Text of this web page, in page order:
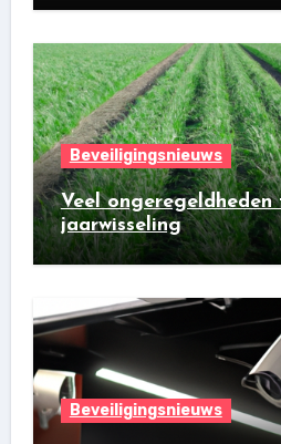
Beveiligingsnieuws
Veel ongeregeldheden
jaarwisseling
Beveiligingsnieuws